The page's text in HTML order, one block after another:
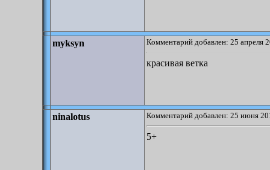
myksyn Комментарий добавлен: 25 апреля
красивая ветка
ninalotus Комментарий добавлен: 25 июня
5+